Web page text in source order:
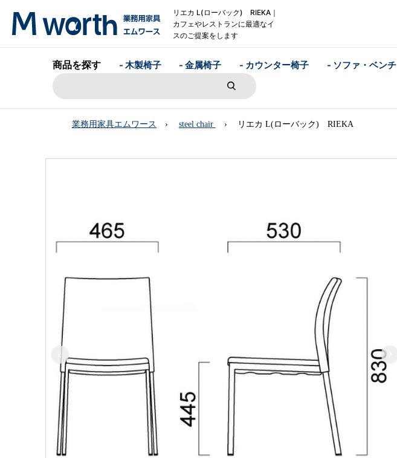
リエカ L(ローバック) RIEKA｜
カフェやレストランに最適なイ
スのご提案をします
商品を探す - 木製椅子 - 金属椅子 - カウンター椅子 - ソファ・ベンチ
業務用家具エムワース steel chair リエカ L(ローバック) RIEKA